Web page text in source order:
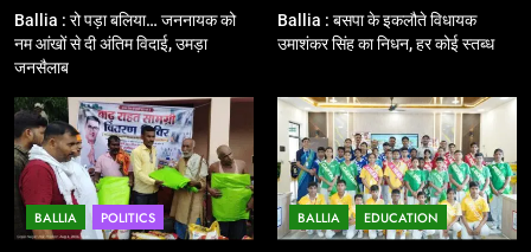
Ballia : बलिया रेलवे स्टेशन का अपर
महाप्रबंधक ने किया निरीक्षण
13
Ballia : त्यौहारों पर शांति व्यवस्था को
लेकर पुलिस ने किया रूट मार्च
BALLIA NATIONAL
Ballia : रो पड़ा बलिया… जननायक को
नम आंखों से दी अंतिम विदाई, उमड़ा
जनसैलाब
Ballia : बसपा के इकलौते विधायक
उमाशंकर सिंह का निधन, हर कोई स्तब्ध
BALLIA POLITICS BALLIA EDUCATION